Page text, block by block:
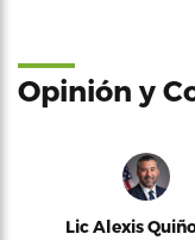
Opinión y
Lic Alexis